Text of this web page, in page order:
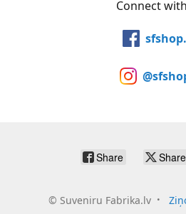
Connect
Share Share
© Suveniru Fabrika.lv